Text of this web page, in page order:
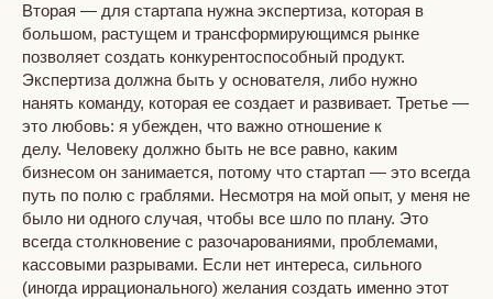
Вторая — для стартапа нужна экспертиза, которая в
большом, растущем и трансформирующимся рынке
позволяет создать конкурентоспособный продукт.
Экспертиза должна быть у основателя, либо нужно
нанять команду, которая ее создает и развивает. Третье —
это любовь: я убежден, что важно отношение к
делу. Человеку должно быть не все равно, каким
бизнесом он занимается, потому что стартап — это всегда
путь по полю с граблями. Несмотря на мой опыт, у меня не
было ни одного случая, чтобы все шло по плану. Это
всегда столкновение с разочарованиями, проблемами,
кассовыми разрывами. Если нет интереса, сильного
(иногда иррационального) желания создать именно этот